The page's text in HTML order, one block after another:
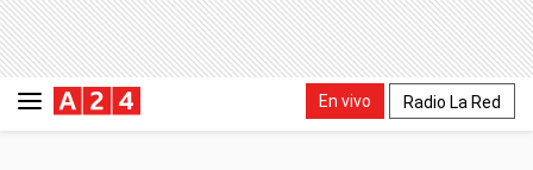
En vivo Radio La Red